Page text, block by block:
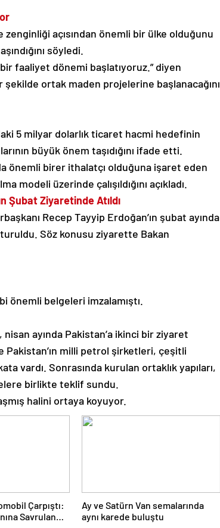
açısından önemli bir ülke olduğunu
söyledi.
faaliyet dönemi başlatıyoruz.” diyen
ortak maden projelerine başlanacağını
5 milyar dolarlık ticaret hacmi hedefinin
büyük önem taşıdığını ifade etti.
önemli birer ithalatçı olduğuna işaret eden
modeli üzerinde çalışıldığını açıkladı.
Şubat Ziyaretinde Atıldı
Recep Tayyip Erdoğan’ın şubat ayında
Söz konusu ziyarette Bakan
önemli belgeleri imzalamıştı.
ayında Pakistan’a ikinci bir ziyaret
milli petrol şirketleri, çeşitli
vardı. Sonrasında kurulan ortaklık yapıları,
birlikte teklif sundu.
halini ortaya koyuyor.
Çarpıştı:
Savrulan
Ay ve Satürn Van semalarında
aynı karede buluştu